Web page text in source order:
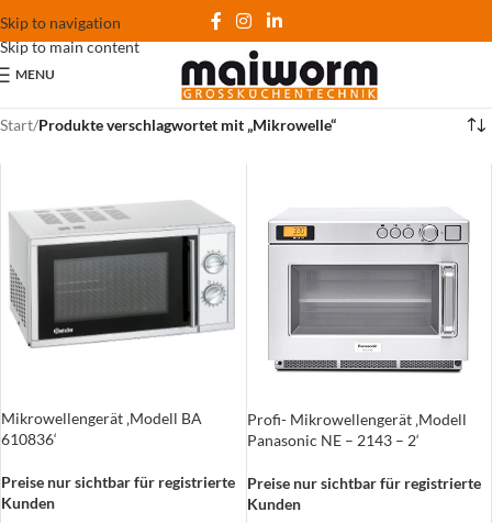
Skip to navigation
Skip to main content
MENU
Start/Produkte verschlagwortet mit „Mikrowelle“
Mikrowellengerät ‚Modell BA
610836‘
Preise nur sichtbar für registrierte
Kunden
Profi- Mikrowellengerät ‚Modell
Panasonic NE – 2143 – 2‘
Preise nur sichtbar für registrierte
Kunden